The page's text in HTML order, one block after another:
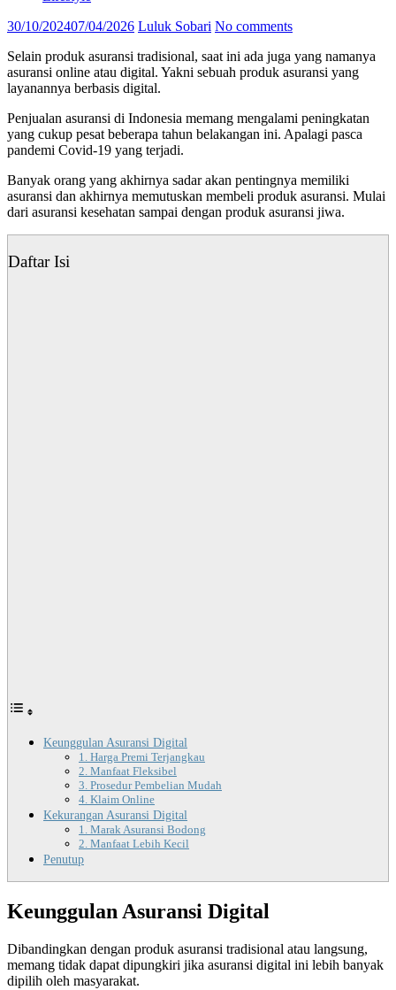
30/10/202407/04/2026 Luluk Sobari No comments
Selain produk asuransi tradisional, saat ini ada juga yang namanya
asuransi online atau digital. Yakni sebuah produk asuransi yang
layanannya berbasis digital.
Penjualan asuransi di Indonesia memang mengalami peningkatan
yang cukup pesat beberapa tahun belakangan ini. Apalagi pasca
pandemi Covid-19 yang terjadi.
Banyak orang yang akhirnya sadar akan pentingnya memiliki
asuransi dan akhirnya memutuskan membeli produk asuransi. Mulai
dari asuransi kesehatan sampai dengan produk asuransi jiwa.
Daftar Isi
Keunggulan Asuransi Digital
1. Harga Premi Terjangkau
2. Manfaat Fleksibel
3. Prosedur Pembelian Mudah
4. Klaim Online
Kekurangan Asuransi Digital
1. Marak Asuransi Bodong
2. Manfaat Lebih Kecil
Penutup
Keunggulan Asuransi Digital
Dibandingkan dengan produk asuransi tradisional atau langsung,
memang tidak dapat dipungkiri jika asuransi digital ini lebih banyak
dipilih oleh masyarakat.